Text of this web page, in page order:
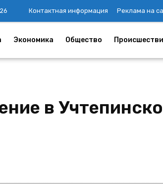
Контактная информация Реклама на
Экономика Общество
в